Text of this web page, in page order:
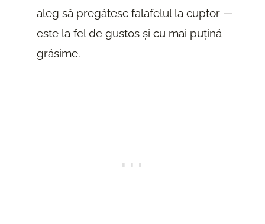
aleg să pregătesc falafelul la cuptor —
este la fel de gustos și cu mai puțină
grăsime.